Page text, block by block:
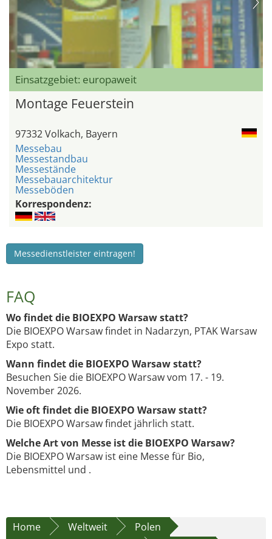
Einsatzgebiet: europaweit
Montage Feuerstein
97332 Volkach, Bayern
Messebau
Messestandbau
Messestände
Messebauarchitektur
Messeböden
Korrespondenz:
Messedienstleister eintragen!
FAQ
Wo findet die BIOEXPO Warsaw statt?
Die BIOEXPO Warsaw findet in Nadarzyn, PTAK Warsaw
Expo statt.
Wann findet die BIOEXPO Warsaw statt?
Besuchen Sie die BIOEXPO Warsaw vom 17. - 19.
November 2026.
Wie oft findet die BIOEXPO Warsaw statt?
Die BIOEXPO Warsaw findet jährlich statt.
Welche Art von Messe ist die BIOEXPO Warsaw?
Die BIOEXPO Warsaw ist eine Messe für Bio,
Lebensmittel und .
Home Weltweit
Polen